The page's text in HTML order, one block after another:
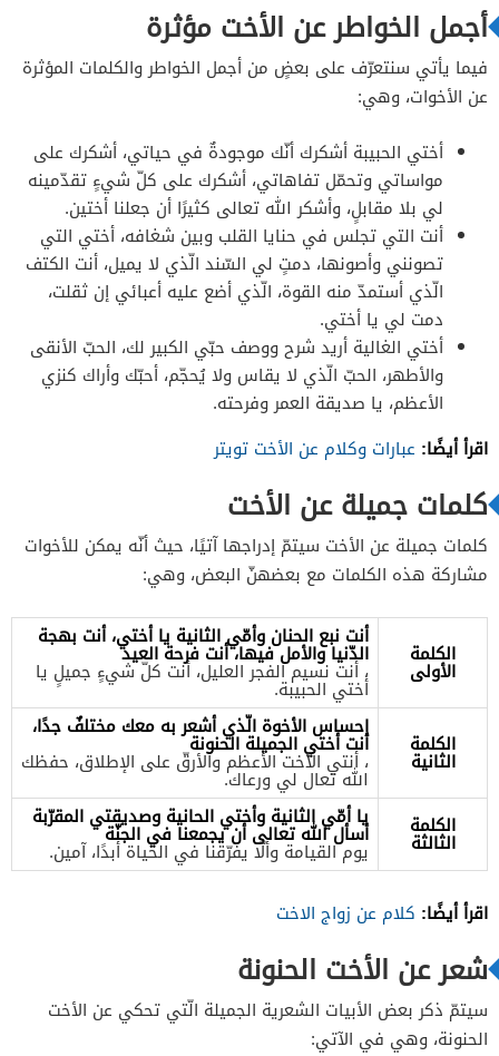
أجمل الخواطر عن الأخت مؤثرة
فيما يأتي سنتعرّف على بعضٍ من أجمل الخواطر والكلمات المؤثرة
عن الأخوات، وهي:
أختي الحبيبة أشكرك أنّك موجودةٌ في حياتي، أشكرك على
مواساتي وتحمّل تفاهاتي، أشكرك على كلّ شيءٍ تقدّمينه
لي بلا مقابلٍ، وأشكر الله تعالى كثيرًا أن جعلنا أختين.
أنت التي تجلس في حنايا القلب وبين شغافه، أختي التي
تصونني وأصونها، دمتٍ لي السّند الّذي لا يميل، أنت الكتف
الّذي أستمدّ منه القوة، الّذي أضع عليه أعبائي إن ثقلت،
دمت لي يا أختي.
أختي الغالية أريد شرح ووصف حبّي الكبير لك، الحبّ الأنقى
والأطهر، الحبّ الّذي لا يقاس ولا يُحجّم، أحبّك وأراك كنزي
الأعظم، يا صديقة العمر وفرحته.
اقرأ أيضًا: عبارات وكلام عن الأخت تويتر
كلمات جميلة عن الأخت
كلمات جميلة عن الأخت سيتمّ إدراجها آتيًا، حيث أنّه يمكن للأخوات
مشاركة هذه الكلمات مع بعضهنّ البعض، وهي:
الكلمة
الأولى
أنت نبع الحنان وأمّي الثانية يا أختي، أنت بهجة
الدّنيا والأمل فيها، أنت فرحة العيد
، أنت نسيم الفجر العليل، أنت كلّ شيءٍ جميلٍ يا
أختي الحبيبة.
الكلمة
الثانية
إحساس الأخوة الّذي أشعر به معك مختلفٌ جدًا،
أنت أختي الجميلة الحنونة
، أنتي الأخت الأعظم والأرقّ على الإطلاق، حفظك
الله تعال لي ورعاك.
الكلمة
الثالثة
يا أمّي الثانية وأختي الحانية وصديقتي المقرّبة
أسأل الله تعالى أن يجمعنا في الجنّة
يوم القيامة وألّا يفرّقنا في الحياة أبدًا، آمين.
اقرأ أيضًا: كلام عن زواج الاخت
شعر عن الأخت الحنونة
سيتمّ ذكر بعض الأبيات الشعرية الجميلة الّتي تحكي عن الأخت
الحنونة، وهي في الآتي: